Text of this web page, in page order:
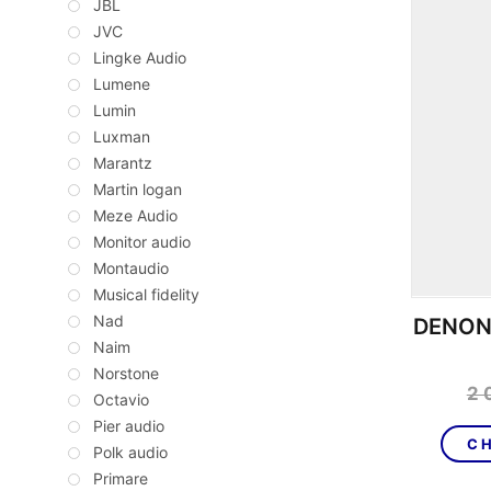
2
JBL
JVC
Lingke Audio
Lumene
Lumin
Luxman
Marantz
Martin logan
Meze Audio
Monitor audio
Montaudio
Musical fidelity
Nad
Naim
Norstone
Octavio
Pier audio
Polk audio
Primare